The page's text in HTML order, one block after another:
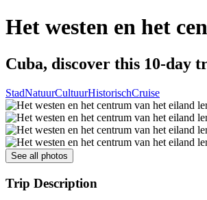
Het westen en het
Cuba, discover this 10-day
StadNatuurCultuurHistorischCruise
See all photos
Trip Description